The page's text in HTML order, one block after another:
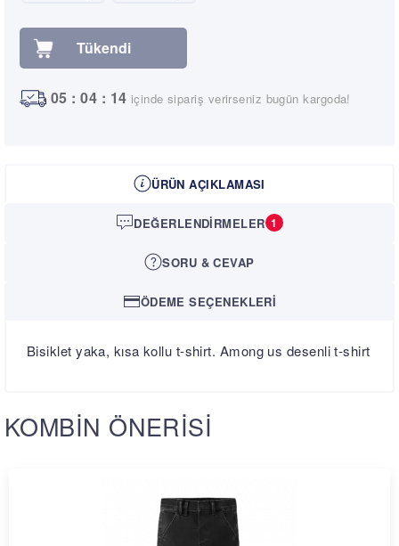
05 : 04 : 14 içinde sipariş verirseniz bugün kargoda!
ÜRÜN AÇIKLAMASI
DEĞERLENDIRMELER 1
SORU & CEVAP
ÖDEME SEÇENEKLERI
Bisiklet yaka, kısa kollu t-shirt. Among us desenli t-shirt
KOMBİN ÖNERİSİ